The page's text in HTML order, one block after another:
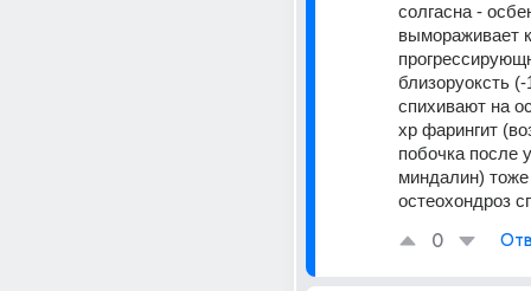
солгасна -
вымораживает
близоруоксть
спихивают на
хр фарингит
побочка после
миндалин)
остеохондроз
0